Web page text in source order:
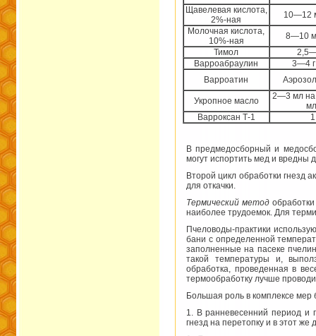
Щавелевая кислота,
2%-ная
10—12
Молочная кислота,
10%-ная
8—10
Тимол
Варроабраулин
3—4
Варроатин
Укропное масло
2—3 мл на
Варроксан Т-1
В предмедосборный и
могут испортить мед и вредны
Второй цикл обработки гнезд
для откачки.
Термический метод
наиболее трудоемок. Для
Пчеловоды-практики
бани с определенной
заполненные на пасеке
такой температуры и,
обработка, проведенная в
термообработку лучше
Большая роль в комплексе
1. В ранневесенний период и
гнезд на перетопку и в этот